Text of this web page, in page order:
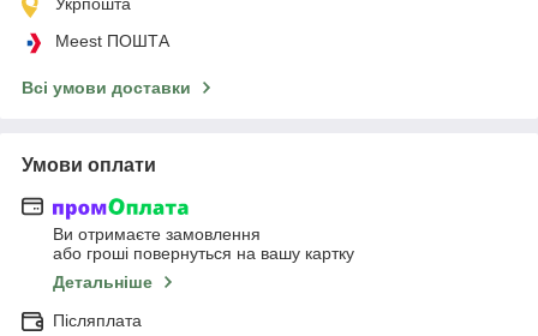
Meest ПОШТА
Всі умови доставки
Умови оплати
Ви отримаєте замовлення
або гроші повернуться на вашу картку
Детальніше
Післяплата